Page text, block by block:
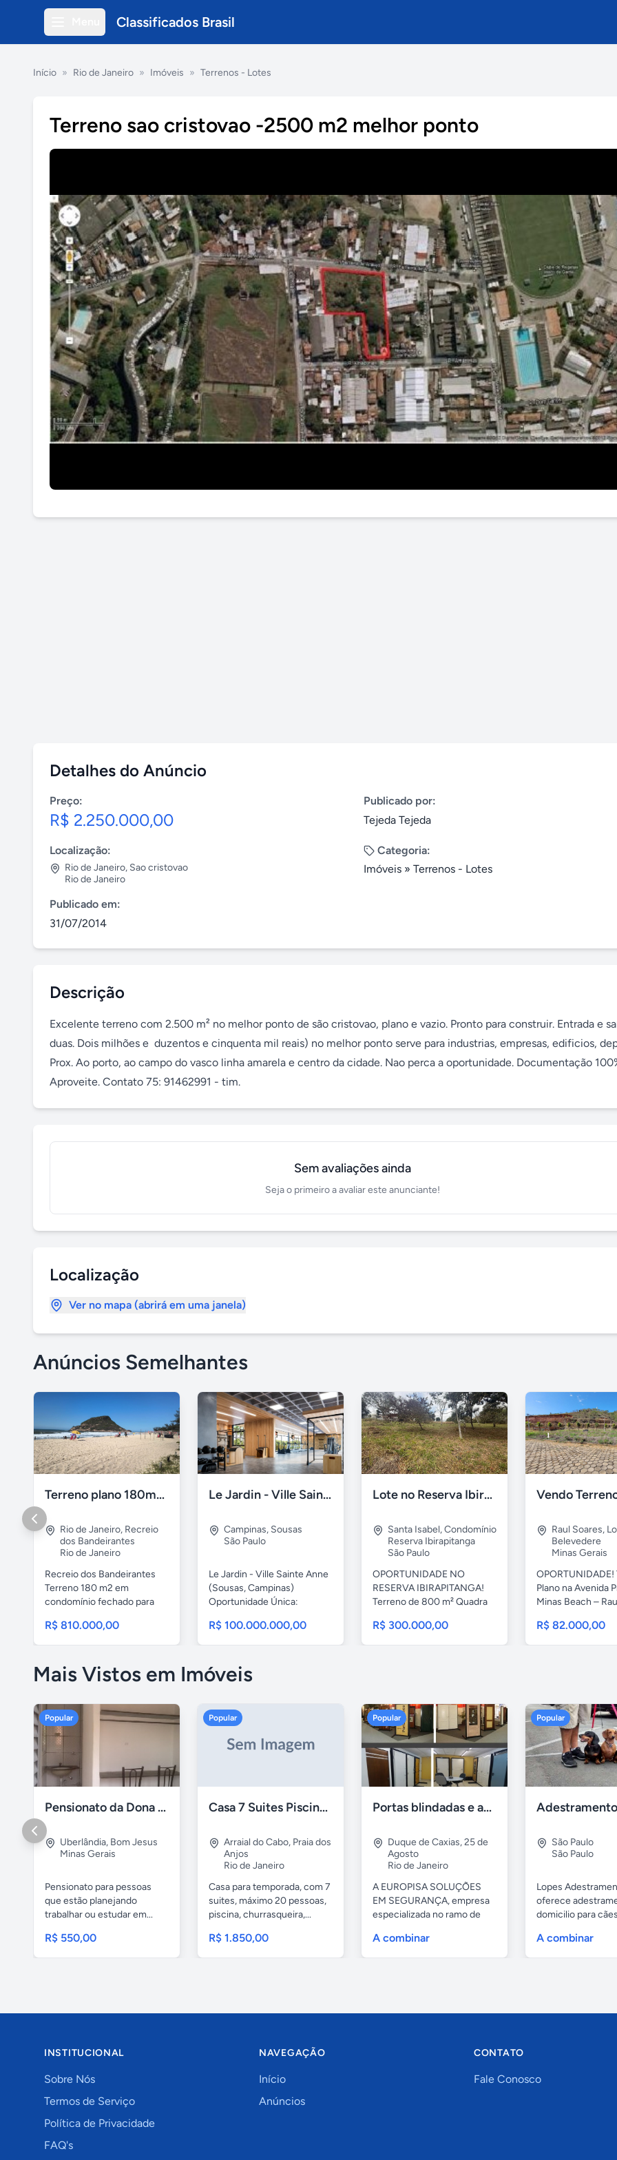
Classificados Brasil
Início » Rio de Janeiro » Imóveis » Terrenos - Lotes
Terreno sao cristovao -2500 m2 melhor ponto
Detalhes do Anúncio
Preço:
R$ 2.250.000,00
Publicado por:
Tejeda Tejeda
Localização:
Rio de Janeiro, Sao cristovao
Rio de Janeiro
Categoria:
Imóveis » Terrenos - Lotes
Publicado em:
31/07/2014
Descrição
Excelente terreno com 2.500 m² no melhor ponto de são cristovao, plano e vazio. Pronto para construir. Entrada e
duas. Dois milhões e  duzentos e cinquenta mil reais) no melhor ponto serve para industrias, empresas, edificios,
Prox. Ao porto, ao campo do vasco linha amarela e centro da cidade. Nao perca a oportunidade. Documentação
Aproveite. Contato 75: 91462991 - tim.
Sem avaliações ainda
Seja o primeiro a avaliar este anunciante!
Localização
Ver no mapa (abrirá em uma janela)
Anúncios Semelhantes
Terreno plano 180m2 Recreio dos Bandeirantes
Rio de Janeiro, Recreio
dos Bandeirantes
Rio de Janeiro
Recreio dos Bandeirantes
Terreno 180 m2 em
condomínio fechado para
R$ 810.000,00
Le Jardin - Ville Sainte Anne - Sousas, Campinas
Campinas, Sousas
São Paulo
Le Jardin - Ville Sainte Anne
(Sousas, Campinas)
Oportunidade Única:
R$ 100.000.000,00
Lote no Reserva Ibirapitanga de 800m²
Santa Isabel,Condomínio
Reserva Ibirapitanga
São Paulo
OPORTUNIDADE NO
RESERVA IBIRAPITANGA!
Terreno de 800 m² Quadra
R$ 300.000,00
Raul Soares,
Belevedere
Minas Gerais
Plano na Avenida
Minas Beach –
R$ 82.000,00
Mais Vistos em Imóveis
Popular
Pensionato da Dona Maria - Uberlândia/MG
Uberlândia, Bom Jesus
Minas Gerais
Pensionato para pessoas
que estão planejando
trabalhar ou estudar em...
R$ 550,00
Popular
Casa 7 Suites Piscina - Praia dos Anjos
Arraial do Cabo, Praia dos
Anjos
Rio de Janeiro
Casa para temporada, com 7
suites, máximo 20 pessoas,
piscina, churrasqueira,...
R$ 1.850,00
Popular
Portas blindadas e anti-arrombamento Europisa
Duque de Caxias,25 de
Agosto
Rio de Janeiro
A EUROPISA SOLUÇÕES
EM SEGURANÇA, empresa
especializada no ramo de
A combinar
Popular
São Paulo
São Paulo
Lopes
oferece
domicilio para
A combinar
INSTITUCIONAL
Sobre Nós
Termos de Serviço
Política de Privacidade
FAQ's
NAVEGAÇÃO
Início
Anúncios
CONTATO
Fale Conosco